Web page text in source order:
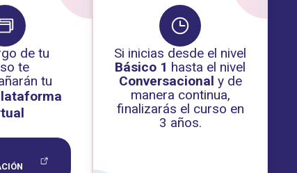
de tu
te
tu
Si inicias desde el nivel
Básico 1 hasta el nivel
Conversacional y de
manera continua,
finalizarás el curso en
3 años.